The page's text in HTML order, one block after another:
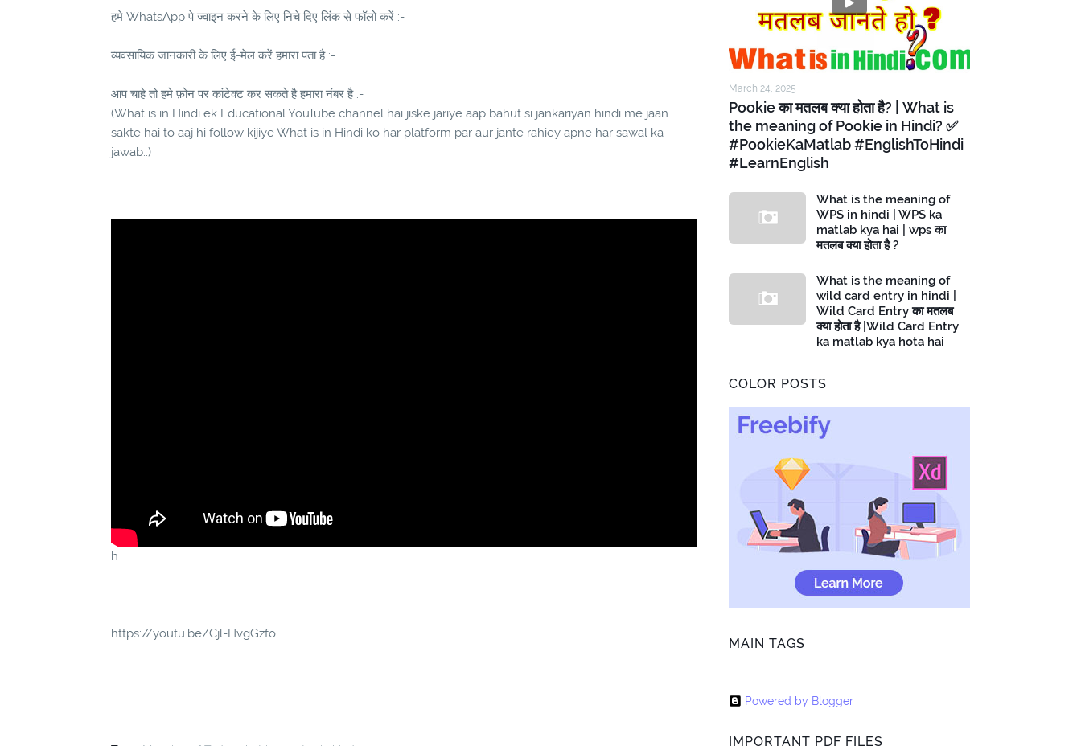
हमे WhatsApp पे ज्वाइन करने के लिए निचे दिए लिंक से फॉलो करें :-
व्यवसायिक जानकारी के लिए ई-मेल करें हमारा पता है :-
आप चाहे तो हमे फ़ोन पर कांटेक्ट कर सकते है हमारा नंबर है :-
(What is in Hindi ek Educational YouTube channel hai jiske jariye aap bahut si jankariyan hindi me jaan
sakte hai to aaj hi follow kijiye What is in Hindi ko har platform par aur jante rahiey apne har sawal ka
jawab..)
h
https://youtu.be/Cjl-HvgGzfo
March 24, 2025
Pookie का मतलब क्या होता है? | What is
the meaning of Pookie in Hindi? ✅
#PookieKaMatlab #EnglishToHindi
#LearnEnglish
What is the meaning of
WPS in hindi | WPS ka
matlab kya hai | wps का
मतलब क्या होता है ?
What is the meaning of
wild card entry in hindi |
Wild Card Entry का मतलब
क्या होता है |Wild Card Entry
ka matlab kya hota hai
COLOR POSTS
MAIN TAGS
Powered by Blogger
IMPORTANT PDF FILES